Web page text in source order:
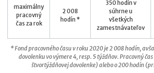
* Fond pracovného času v roku 2020 je 2 008 hodín,
dovolenku vo výmere 4, resp. 5 týždňov. Pracovný
štvortýždňovej dovolenke) alebo o 200 hodín
maximálny
pracovný
čas za rok
2 008
hodín *
350 hodín v
súhrne u
všetkých
zamestnávateľov